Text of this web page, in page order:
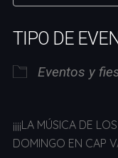
TIPO DE
Eventos y
¡¡¡¡LA MÚSICA DE
DOMINGO EN CAP